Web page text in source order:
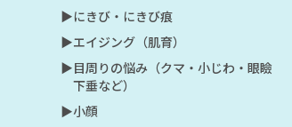
▶︎にきび・にきび痕
▶︎エイジング（肌育）
▶︎目周りの悩み（クマ・小じわ・眼瞼
下垂など）
▶︎小顔